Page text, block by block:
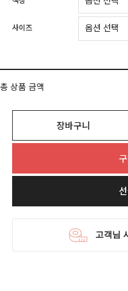
사이즈
총 상품 금액
장바구니